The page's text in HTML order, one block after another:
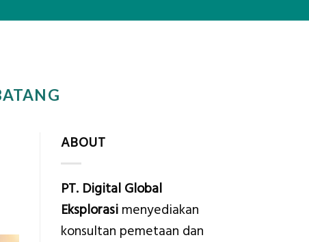
ABOUT
PT. Digital Global
Eksplorasimenyediakan
konsultan pemetaan dan